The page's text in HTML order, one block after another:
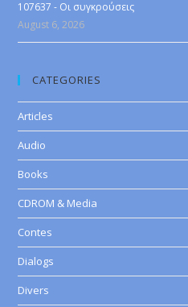
107637 - Οι συγκρούσεις
August 6, 2026
CATEGORIES
Articles
Audio
Books
CDROM & Media
Contes
Dialogs
Divers